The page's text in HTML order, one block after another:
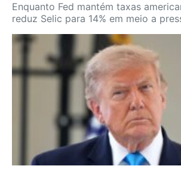
Enquanto Fed mantém taxas
reduz Selic para 14% em meio a